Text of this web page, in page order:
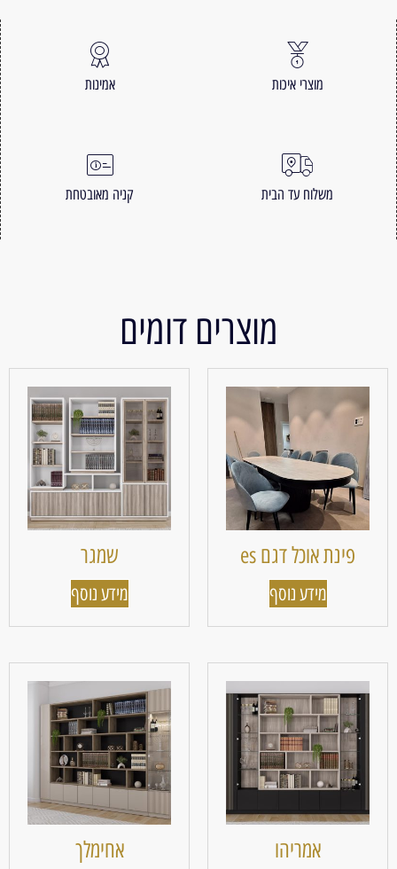
מוצרי איכות אמינות
משלוח עד הבית קניה מאובטחת
מוצרים דומים
פינת אוכל דגם es
מידע נוסף
שמגר
מידע נוסף
אמריהו אחימלך